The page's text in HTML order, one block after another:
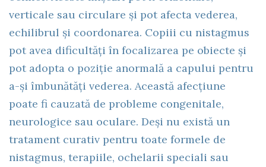
verticale sau circulare și pot afecta vederea,
echilibrul și coordonarea. Copiii cu nistagmus
pot avea dificultăți în focalizarea pe obiecte și
pot adopta o poziție anormală a capului pentru
a-și îmbunătăți vederea. Această afecțiune
poate fi cauzată de probleme congenitale,
neurologice sau oculare. Deși nu există un
tratament curativ pentru toate formele de
nistagmus, terapiile, ochelarii speciali sau